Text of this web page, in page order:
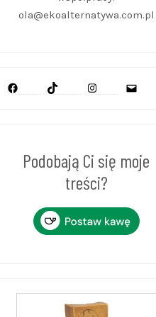
ola@ekoalternatywa.com.pl
Facebook
TikTok
Instagram
Mail
Podobają Ci się moje
treści?